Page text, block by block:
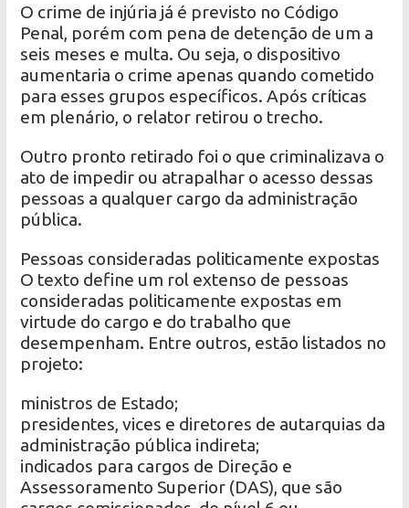
O crime de injúria já é previsto no Código
Penal, porém com pena de detenção de um a
seis meses e multa. Ou seja, o dispositivo
aumentaria o crime apenas quando cometido
para esses grupos específicos. Após críticas
em plenário, o relator retirou o trecho.
Outro pronto retirado foi o que criminalizava o
ato de impedir ou atrapalhar o acesso dessas
pessoas a qualquer cargo da administração
pública.
Pessoas consideradas politicamente expostas
O texto define um rol extenso de pessoas
consideradas politicamente expostas em
virtude do cargo e do trabalho que
desempenham. Entre outros, estão listados no
projeto:
ministros de Estado;
presidentes, vices e diretores de autarquias da
administração pública indireta;
indicados para cargos de Direção e
Assessoramento Superior (DAS), que são